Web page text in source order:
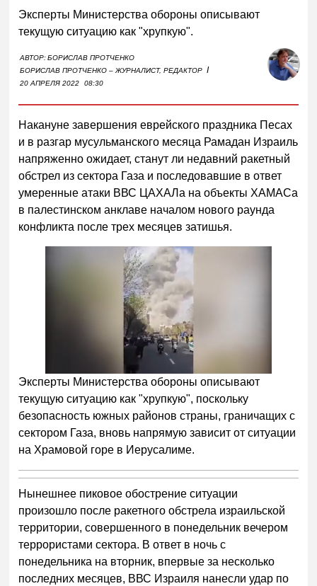
Эксперты Министерства обороны описывают
текущую ситуацию как "хрупкую".
АВТОР:БОРИСЛАВ ПРОТЧЕНКО
БОРИСЛАВ ПРОТЧЕНКО – ЖУРНАЛИСТ, РЕДАКТОР I
20 АПРЕЛЯ 2022 08:30
Накануне завершения еврейского праздника Песах
и в разгар мусульманского месяца Рамадан Израиль
напряженно ожидает, станут ли недавний ракетный
обстрел из сектора Газа и последовавшие в ответ
умеренные атаки ВВС ЦАХАЛа на объекты ХАМАСа
в палестинском анклаве началом нового раунда
конфликта после трех месяцев затишья.
Эксперты Министерства обороны описывают
текущую ситуацию как "хрупкую", поскольку
безопасность южных районов страны, граничащих с
сектором Газа, вновь напрямую зависит от ситуации
на Храмовой горе в Иерусалиме.
Нынешнее пиковое обострение ситуации
произошло после ракетного обстрела израильской
территории, совершенного в понедельник вечером
террористами сектора. В ответ в ночь с
понедельника на вторник, впервые за несколько
последних месяцев, ВВС Израиля нанесли удар по